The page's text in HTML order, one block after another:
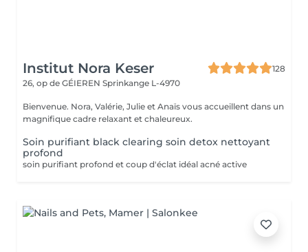
Institut Nora Keser
128
26, op de GÉIEREN Sprinkange L-4970
Bienvenue. Nora, Valérie, Julie et Anaïs vous accueillent dans un
magnifique cadre relaxant et chaleureux.
Soin purifiant black clearing soin detox nettoyant
profond
soin purifiant profond et coup d'éclat idéal acné active